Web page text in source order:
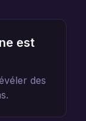
est
des